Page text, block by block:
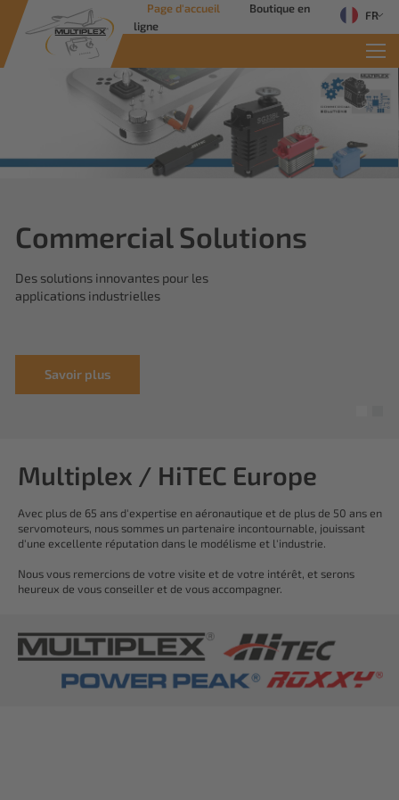
Page d'accueil
Boutique en
ligne
FR
Commercial Solutions
Des solutions innovantes pour les
applications industrielles
Savoir plus
Multiplex / HiTEC Europe
Avec plus de 65 ans d'expertise en aéronautique et de plus de 50 ans en
servomoteurs, nous sommes un partenaire incontournable, jouissant
d'une excellente réputation dans le modélisme et l'industrie.
Nous vous remercions de votre visite et de votre intérêt, et serons
heureux de vous conseiller et de vous accompagner.